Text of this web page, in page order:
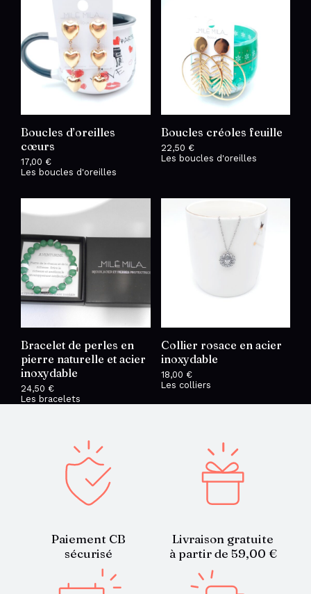
Boucles d’oreilles
cœurs
17,00 €
Les boucles d'oreilles
Boucles créoles feuille
22,50 €
Les boucles d'oreilles
Bracelet de perles en
pierre naturelle et acier
inoxydable
24,50 €
Les bracelets
Collier rosace en acier
inoxydable
18,00 €
Les colliers
Paiement CB
sécurisé
Livraison gratuite
à partir de 59,00 €